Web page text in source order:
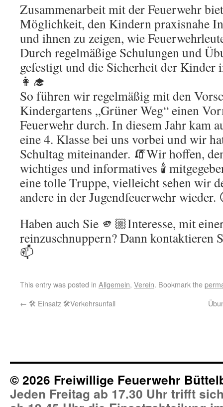
Zusammenarbeit mit der Feuerwehr
Möglichkeit, den Kindern praxisnahe
und ihnen zu zeigen, wie
Durch regelmäßige Schulungen und
gefestigt und die Sicherheit der
👩‍🎓
So führen wir regelmäßig mit den
Kindergartens „Grüner Weg“ einen
Feuerwehr durch. In diesem Jahr kam
eine 4. Klasse bei uns vorbei und wir
Schultag miteinander. 🧯Wir hoffen,
wichtiges und informatives 🕯️
eine tolle Truppe, vielleicht sehen wir
andere in der Jugendfeuerwehr wieder.
Haben auch Sie 🫵🏼Interesse, mit
reinzuschnuppern? Dann kontaktieren
📫
This entry was posted in Allgemein, Verein. Bookmark the
← 🛠 Einsatz 🛠️Verkehrsunfall
© 2026 Freiwillige Feuerwehr
Jeden Freitag ab 17.30 Uhr trifft